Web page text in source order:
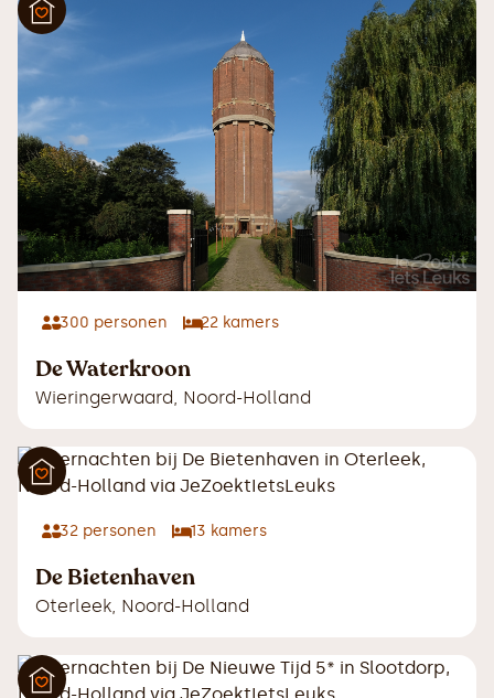
300 personen 22 kamers
De Waterkroon
Wieringerwaard, Noord-Holland
32 personen 13 kamers
De Bietenhaven
Oterleek, Noord-Holland